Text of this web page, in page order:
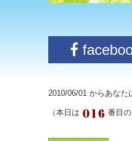
2010/06/01 からあなた
（本日は 番目